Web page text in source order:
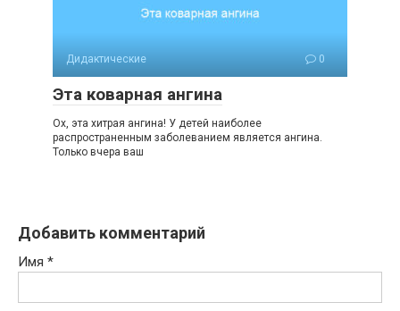
Дидактические 0
Эта коварная ангина
Ох, эта хитрая ангина! У детей наиболее
распространенным заболеванием является ангина.
Только вчера ваш
Добавить комментарий
Имя *